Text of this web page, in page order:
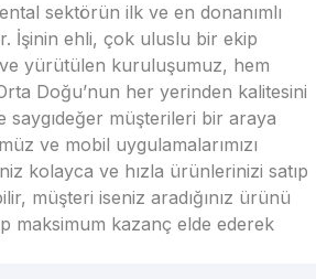
sektörün ilk ve en donanımlı
İşinin ehli, çok uluslu bir ekip
yürütülen kuruluşumuz, hem
Doğu’nun her yerinden kalitesini
saygıdeğer müşterileri bir araya
ve mobil uygulamalarımızı
kolayca ve hızla ürünlerinizi satıp
müşteri iseniz aradığınız ürünü
maksimum kazanç elde ederek